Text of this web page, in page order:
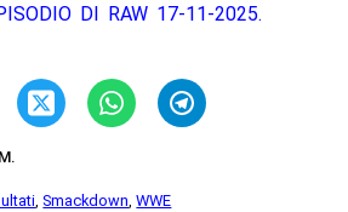
DI RAW 17-11-2025.
,Smackdown,WWE